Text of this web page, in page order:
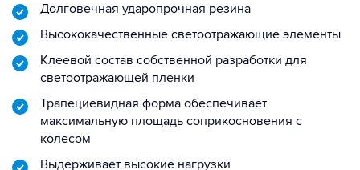
Долговечная ударопрочная резина
Высококачественные светоотражающие элементы
Клеевой состав собственной разработки для
светоотражающей пленки
Трапециевидная форма обеспечивает
максимальную площадь соприкосновения с
колесом
Выдерживает высокие нагрузки